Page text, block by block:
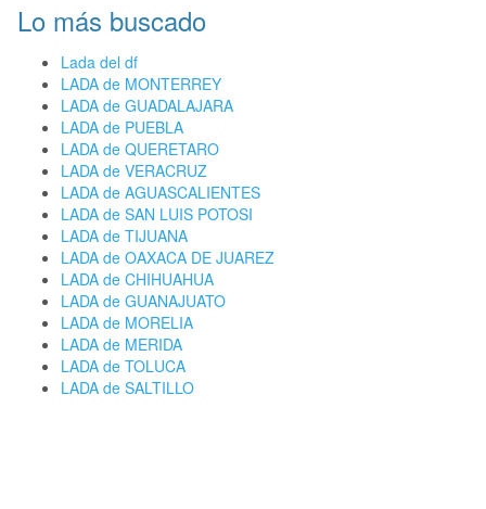
Lo más buscado
Lada del df
LADA de MONTERREY
LADA de GUADALAJARA
LADA de PUEBLA
LADA de QUERETARO
LADA de VERACRUZ
LADA de AGUASCALIENTES
LADA de SAN LUIS POTOSI
LADA de TIJUANA
LADA de OAXACA DE JUAREZ
LADA de CHIHUAHUA
LADA de GUANAJUATO
LADA de MORELIA
LADA de MERIDA
LADA de TOLUCA
LADA de SALTILLO